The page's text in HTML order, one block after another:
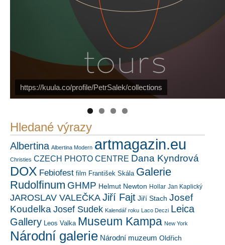
https://kuula.co/profile/PetrSalek/collections
Náš mediální partnerFotoVideo.cz
PetrSalek.com
Hledané výrazy
Albertina Albertina Modern artmagazin.eu
Christies CZECH PHOTO CENTRE Dana Kyndrová
DOX Febiofest film František Skála Galerie
Rudolfinum GHMP Helmut Newton Hollar Jan Kaplický
JAROSLAV VALEČKA Jiří Fajt Jiří Stach Josef
Koudelka Josef Sudek Kalendář roku Laco Deczi Leica
Gallery Leos Valka Museum Kampa New York
Národní galerie Národní muzeum Oldřich